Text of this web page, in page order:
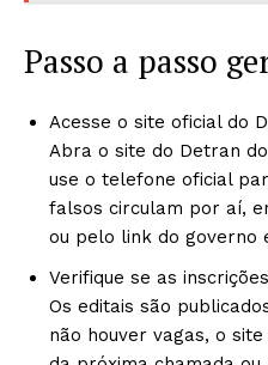
Passo a passo
Acesse o site oficial do
Abra o site do Detran
use o telefone oficial
falsos circulam por aí,
ou pelo link do governo
Verifique se as
Os editais são
não houver vagas, o